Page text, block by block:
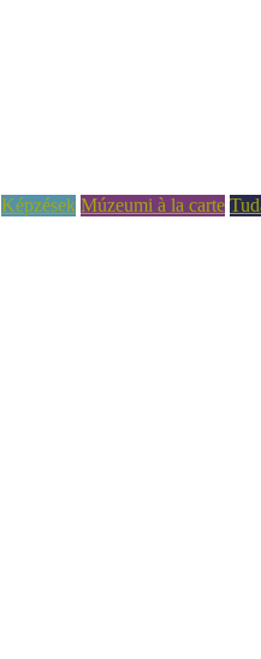
Képzések Múzeumi à la carte